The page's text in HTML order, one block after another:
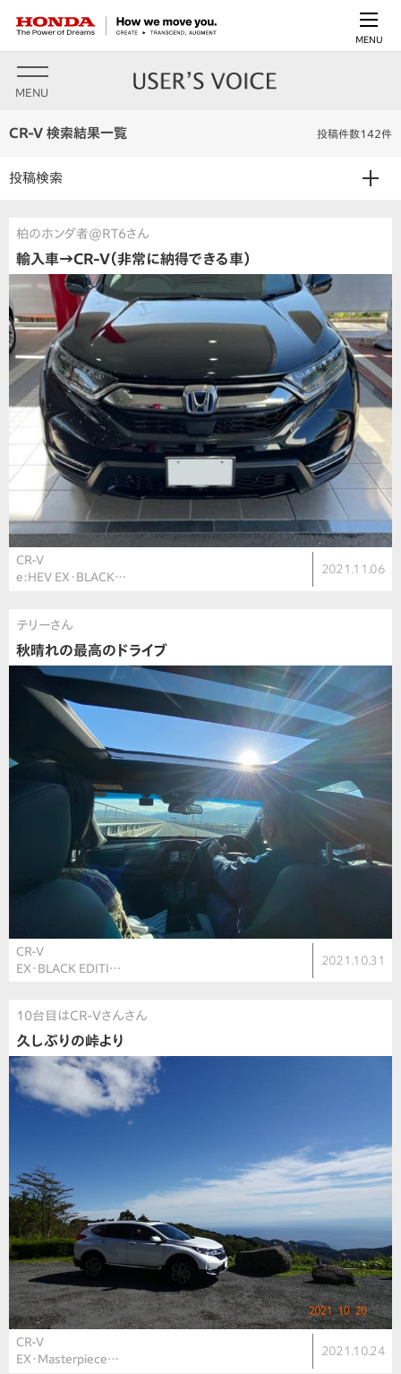
MENU
MENU
CR-V 検索結果一覧 投稿件数142件
投稿検索
柏のホンダ者@RT6さん
輸入車→CR-V（非常に納得できる車）
CR-V
e:HEV EX・BLACK…
2021.11.06
テリーさん
秋晴れの最高のドライブ
CR-V
EX・BLACK EDITI…
2021.10.31
10台目はCR-Vさんさん
久しぶりの峠より
CR-V
EX・Masterpiece…
2021.10.24